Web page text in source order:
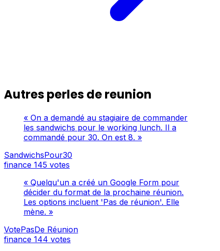
Autres perles de reunion
« On a demandé au stagiaire de commander
les sandwichs pour le working lunch. Il a
commandé pour 30. On est 8. »
SandwichsPour30
finance 145 votes
« Quelqu'un a créé un Google Form pour
décider du format de la prochaine réunion.
Les options incluent 'Pas de réunion'. Elle
mène. »
VotePasDe Réunion
finance 144 votes